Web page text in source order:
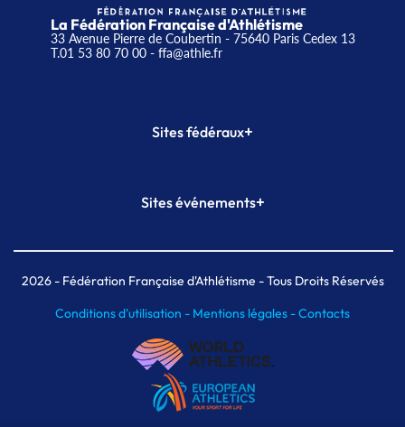
La Fédération Française d'Athlétisme
33 Avenue Pierre de Coubertin - 75640 Paris Cedex 13
T.01 53 80 70 00- ffa@athle.fr
Sites fédéraux+
Plateforme Formation
Sites événements+
Meeting de Paris indoor
MAIF Ekiden de Paris
2026- Fédération Française d'Athlétisme - Tous Droits Réservés
Conditions d'utilisation - Mentions légales -Contacts